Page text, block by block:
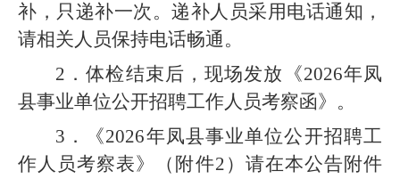
补，只递补一次。递补人员采用电话通知，
请相关人员保持电话畅通。
2．体检结束后，现场发放《2026年凤
县事业单位公开招聘工作人员考察函》。
3．《2026年凤县事业单位公开招聘工
作人员考察表》（附件2）请在本公告附件